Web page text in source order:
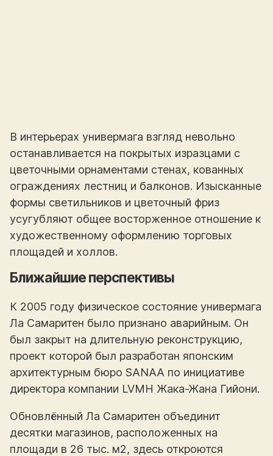
В интерьерах универмага взгляд невольно
останавливается на покрытых изразцами с
цветочными орнаментами стенах, кованных
ограждениях лестниц и балконов. Изысканные
формы светильников и цветочный фриз
усугубляют общее восторженное отношение к
художественному оформлению торговых
площадей и холлов.
Ближайшие перспективы
К 2005 году физическое состояние универмага
Ла Самаритен было признано аварийным. Он
был закрыт на длительную реконструкцию,
проект которой был разработан японским
архитектурным бюро SANAA по инициативе
директора компании LVMH Жака-Жана Гийони.
Обновлённый Ла Самаритен объединит
десятки магазинов, расположенных на
площади в 26 тыс. м2, здесь откроются